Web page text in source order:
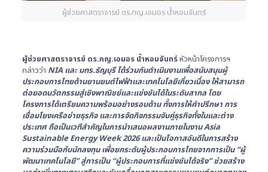
ผู้ช่วยศาสตราจารย์ ดร.ภญ.เอมอร น้ำหอมจันทร์
ผู้ช่วยศาสตราจารย์ ดร.ภญ.เอมอร น้ำหอมจันทร์หัวหน้าโครงการฯ
กล่าวว่า NIA และ มทร.ธัญบุรี ได้ร่วมกันดำเนินงานเพื่อสนับสนุนผู้
ประกอบการไทยด้านยานยนต์ไฟฟ้าและเทคโนโลยีเกี่ยวเนื่อง ให้สามารถ
ต่อยอดนวัตกรรมสู่เชิงพาณิชย์และแข่งขันได้ในระดับสากล โดย
โครงการได้เตรียมความพร้อมอย่างรอบด้าน ทั้งการให้คำปรึกษา การ
เชื่อมโยงเครือข่ายธุรกิจ และการจัดกิจกรรมจับคู่ธุรกิจทั้งในและต่าง
ประเทศ ถือเป็นเวทีสำคัญในการนำเสนอผลงานภายในงาน Asia
Sustainable Energy Week 2026 และเป็นโอกาสอันดีในการสร้าง
ความร่วมมือกับนักลงทุน เพื่อยกระดับผู้ประกอบการไทยจากการเป็น “ผู้
พัฒนาเทคโนโลยี” สู่การเป็น “ผู้ประกอบการที่แข่งขันได้จริง” ช่วยสร้าง